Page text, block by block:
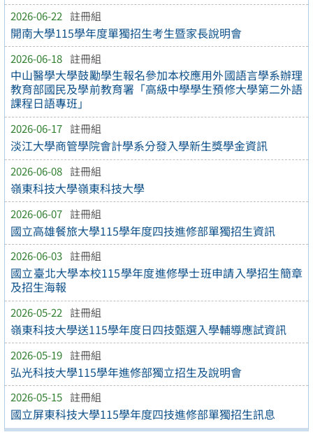
2026-06-22 註冊組
開南大學115學年度單獨招生考生暨家長說明會
2026-06-18 註冊組
中山醫學大學鼓勵學生報名參加本校應用外國語言學系辦理
教育部國民及學前教育署「高級中學學生預修大學第二外語
課程日語專班」
2026-06-17 註冊組
淡江大學商管學院會計學系分發入學新生獎學金資訊
2026-06-08 註冊組
嶺東科技大學嶺東科技大學
2026-06-07 註冊組
國立高雄餐旅大學115學年度四技進修部單獨招生資訊
2026-06-03 註冊組
國立臺北大學本校115學年度進修學士班申請入學招生簡章
及招生海報
2026-05-22 註冊組
嶺東科技大學送115學年度日四技甄選入學輔導應試資訊
2026-05-19 註冊組
弘光科技大學115學年進修部獨立招生及說明會
2026-05-15 註冊組
國立屏東科技大學115學年度四技進修部單獨招生訊息